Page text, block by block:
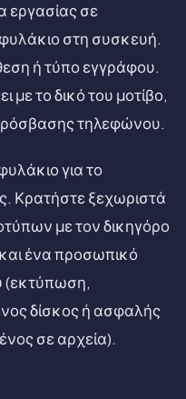
εργασίας σε
στη συσκευή.
ή τύπο εγγράφου.
με το δικό του μοτίβο,
τηλεφώνου.
για το
Κρατήστε ξεχωριστά
με τον δικηγόρο
ένα προσωπικό
(εκτύπωση,
δίσκος ή ασφαλής
σε αρχεία).